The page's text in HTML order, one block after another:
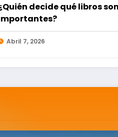
HiperLibros: Señor Director,
Macari no podía contar en
momento
Noviembre 27, 2025